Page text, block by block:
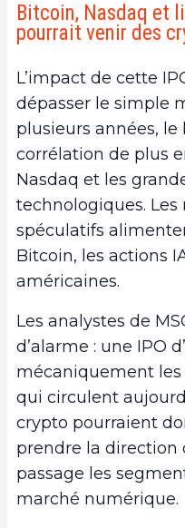
Bitcoin, Nasdaq et
pourrait venir des
L’impact de cette
dépasser le simple
plusieurs années,
corrélation de plus
Nasdaq et les
technologiques.
spéculatifs
Bitcoin, les actions
américaines.
Les analystes de
d’alarme : une IPO
mécaniquement
qui circulent
crypto pourraient
prendre la direction
passage les
marché numérique.